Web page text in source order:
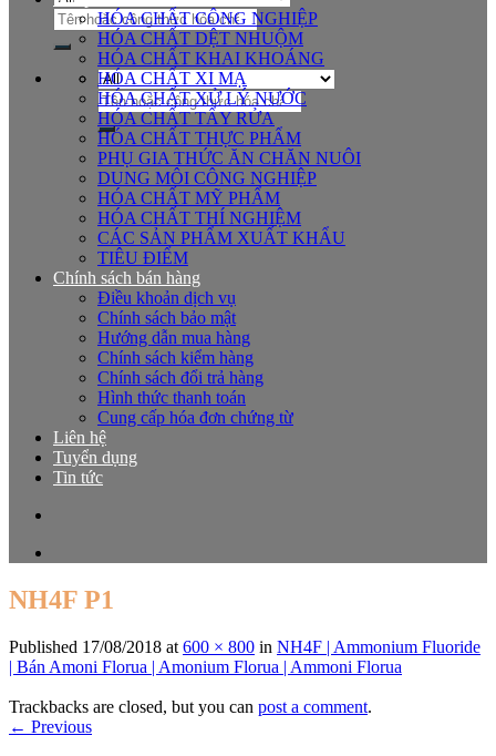
Tìm
kiếm:
Tìm
kiếm:
HÓA CHẤT CÔNG NGHIỆP
HÓA CHẤT DỆT NHUỘM
HÓA CHẤT KHAI KHOÁNG
HÓA CHẤT XI MẠ
HÓA CHẤT XỬ LÝ NƯỚC
HÓA CHẤT TẨY RỬA
HÓA CHẤT THỰC PHẨM
PHỤ GIA THỨC ĂN CHĂN NUÔI
DUNG MÔI CÔNG NGHIỆP
HÓA CHẤT MỸ PHẨM
HÓA CHẤT THÍ NGHIỆM
CÁC SẢN PHẨM XUẤT KHẨU
TIÊU ĐIỂM
Chính sách bán hàng
Điều khoản dịch vụ
Chính sách bảo mật
Hướng dẫn mua hàng
Chính sách kiểm hàng
Chính sách đổi trả hàng
Hình thức thanh toán
Cung cấp hóa đơn chứng từ
Liên hệ
Tuyển dụng
Tin tức
NH4F P1
Published 17/08/2018 at 600 × 800 in NH4F | Ammonium Fluoride
| Bán Amoni Florua | Amonium Florua | Ammoni Florua
Trackbacks are closed, but you can post a comment.
← Previous